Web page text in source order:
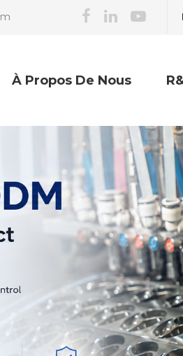
À Propos De Nous